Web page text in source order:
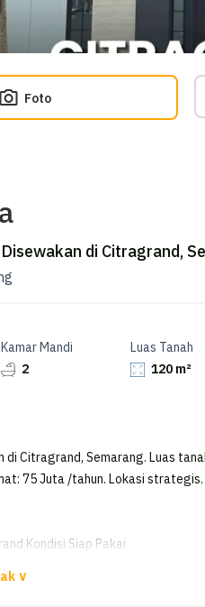
Foto
di Citragrand,
Kamar Mandi
2
Luas Tanah
120 m²
di Citragrand, Semarang. Luas
75 Juta /tahun. Lokasi strategis.
Kondisi Siap Pakai
Semarang